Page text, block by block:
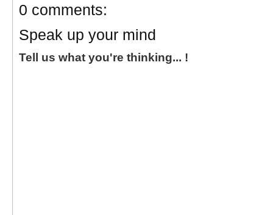
0 comments:
Speak up your mind
Tell us what you're thinking... !